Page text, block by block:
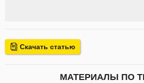
Скачать статью
МАТЕРИАЛЫ ПО